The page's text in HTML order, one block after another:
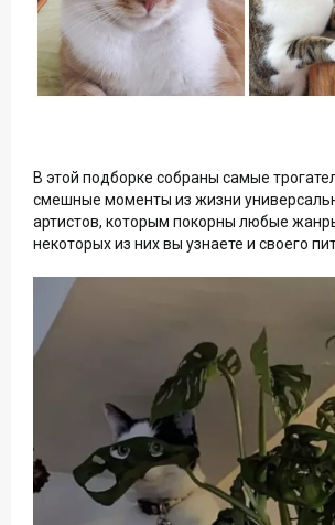
В этой подборке собраны самые
смешные моменты из жизни
артистов, которым покорны любые
некоторых из них вы узнаете и своего